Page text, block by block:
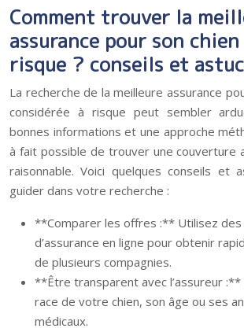
Comment trouver la
assurance pour son chien
risque ? conseils et
La recherche de la meilleure assurance
considérée à risque peut sembler
bonnes informations et une approche
à fait possible de trouver une couverture
raisonnable. Voici quelques conseils et
guider dans votre recherche :
**Comparer les offres :** Utilisez
d’assurance en ligne pour obtenir
de plusieurs compagnies.
**Être transparent avec l’assureur :**
race de votre chien, son âge ou ses
médicaux.